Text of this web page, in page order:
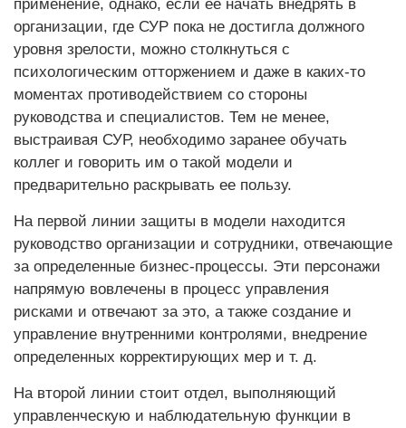
применение, однако, если ее начать внедрять в
организации, где СУР пока не достигла должного
уровня зрелости, можно столкнуться с
психологическим отторжением и даже в каких-то
моментах противодействием со стороны
руководства и специалистов. Тем не менее,
выстраивая СУР, необходимо заранее обучать
коллег и говорить им о такой модели и
предварительно раскрывать ее пользу.
На первой линии защиты в модели находится
руководство организации и сотрудники, отвечающие
за определенные бизнес-процессы. Эти персонажи
напрямую вовлечены в процесс управления
рисками и отвечают за это, а также создание и
управление внутренними контролями, внедрение
определенных корректирующих мер и т. д.
На второй линии стоит отдел, выполняющий
управленческую и наблюдательную функции в